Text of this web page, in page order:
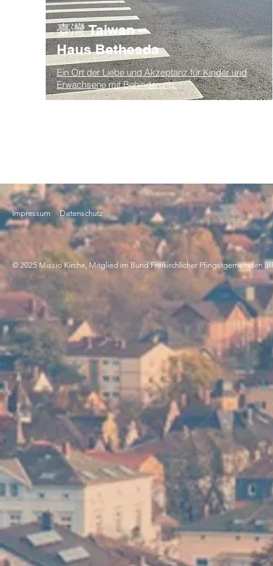
臺灣 Taiwan –
Haus Bethesda
Ein Ort der Liebe und Akzeptanz für Kinder und
Erwachsene mit Behinderung.
Impressum Datenschutz
© 2025 Missio Kirche, Mitglied im Bund Freikirchlicher Pfingstgemeinden